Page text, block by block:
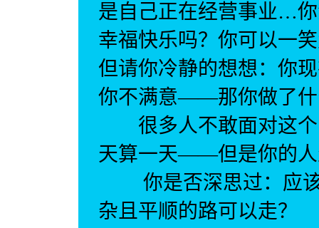
是自己正在经营事业…
幸福快乐吗？你可以一
但请你冷静的想想：你
你不满意——那你做了什
很多人不敢面对这个
天算一天——但是你的
你是否深思过：应该
杂且平顺的路可以走？